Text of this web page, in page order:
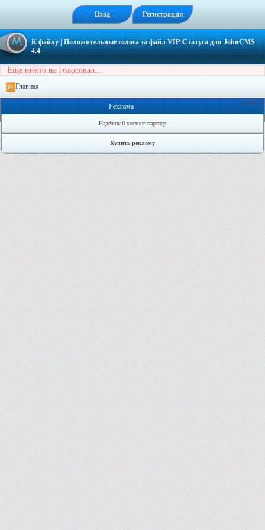
Вход Регистрация
К файлу| Положительные голоса за файлVIP-Статуса для JohnCMS
4.4
Еще никто не голосовал...
Главная
Онлайн: 0
Реклама
Надёжный хостинг партнер
Купить рекламу